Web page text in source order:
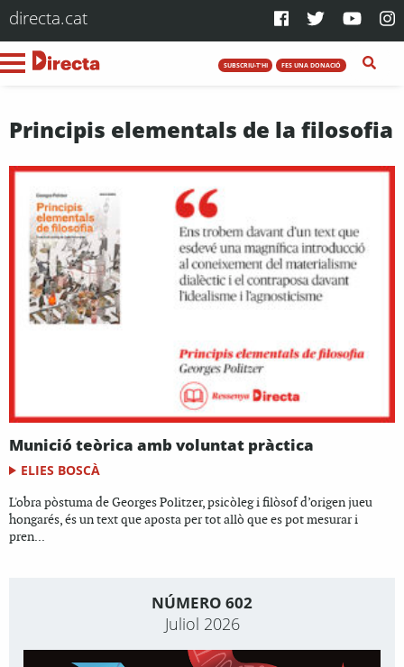
directa.cat
SUBSCRIU-T'HI FES UNA DONACIÓ
Principis elementals de la filosofia
Munició teòrica amb voluntat pràctica
ELIES BOSCÀ
L'obra pòstuma de Georges Politzer, psicòleg i filòsof d’origen jueu
hongarés, és un text que aposta per tot allò que es pot mesurar i
pren...
NÚMERO 602
Juliol 2026